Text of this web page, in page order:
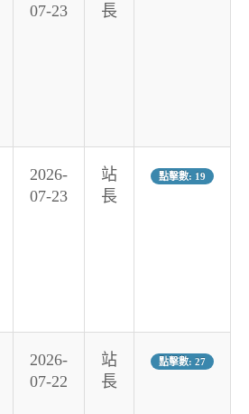
07-23
長
2026-
07-23
站
長
點擊數: 19
2026-
07-22
站
長
點擊數: 27